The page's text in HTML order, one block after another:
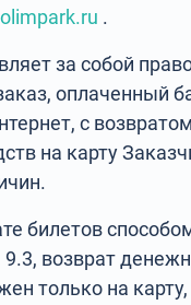
.
за собой
оплаченный
с возвратом
на карту
билетов
возврат
только на